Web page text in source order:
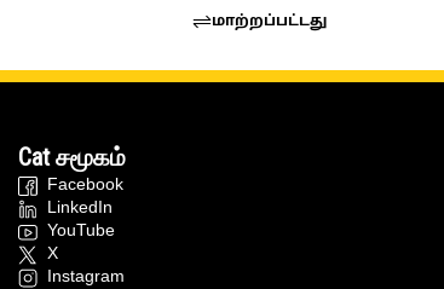
மாற்றப்பட்டது
Cat சமூகம்
Facebook
LinkedIn
YouTube
X
Instagram